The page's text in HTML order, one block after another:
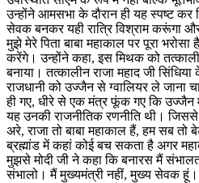
उन्होंने आमसभा के दौरान ही यह स्पष्ट कर
सेवक बनकर यही रात्रि विश्राम करूंगा
मुझे मेरे पिता बाबा महाकाल पर पूरा
करेंगे। उन्होंने कहा, इस मिथक को
बनाया। तत्कालीन राजा महाद जी
राजधानी को उज्जैन से ग्वालियर ले जाना
ही गए, धीरे से एक मंत्र फूंक गए कि उज्जैन में
यह उनकी राजनीतिक रणनीति थी।
अरे, राजा तो बाबा महाकाल हैं, हम सब तो
ब्रह्मांड में कहां कोई बच सकता है अगर
मुझसे मोदी जी ने कहा कि बनारस मैं
संभालो। मैं मुख्यमंत्री नहीं, मुख्य सेवक हूं।